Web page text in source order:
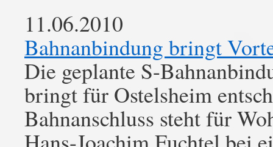
11.06.2010
Bahnanbindung bringt
Die geplante S-
bringt für Ostelsheim
Bahnanschluss steht für